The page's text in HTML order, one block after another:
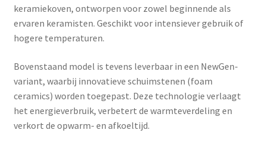
keramiekoven, ontworpen voor zowel beginnende als
ervaren keramisten. Geschikt voor intensiever gebruik of
hogere temperaturen.
Bovenstaand model is tevens leverbaar in een NewGen-
variant, waarbij innovatieve schuimstenen (foam
ceramics) worden toegepast. Deze technologie verlaagt
het energieverbruik, verbetert de warmteverdeling en
verkort de opwarm- en afkoeltijd.